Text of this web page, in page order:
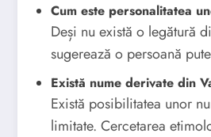
Cum este personalitatea
Deși nu există o legătură
sugerează o persoană
Există nume derivate din
Există posibilitatea unor
limitate. Cercetarea